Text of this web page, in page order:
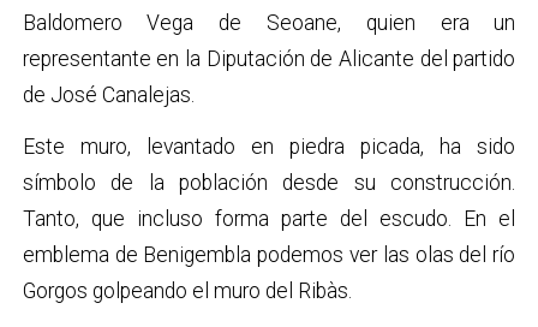
Baldomero Vega de Seoane, quien era un
representante en la Diputación de Alicante del partido
de José Canalejas.
​Este muro, levantado en piedra picada, ha sido
símbolo de la población desde su construcción.
Tanto, que incluso forma parte del escudo. En el
emblema de Benigembla podemos ver las olas del río
Gorgos golpeando el muro del Ribàs.